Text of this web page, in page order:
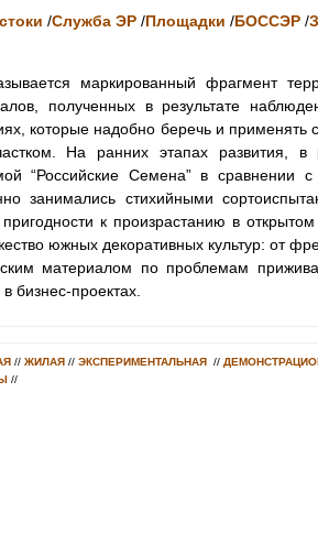
/Служба ЭР /Площадки /БОССЭР /
маркированный фрагмент
полученных в результате
которые надобно беречь и
На ранних этапах развития,
“Российские Семена” в
занимались стихийными
к произрастанию в
южных декоративных культур: от
материалом по проблемам
бизнес-проектах.
// ЖИЛАЯ // ЭКСПЕРИМЕНТАЛЬНАЯ //
//